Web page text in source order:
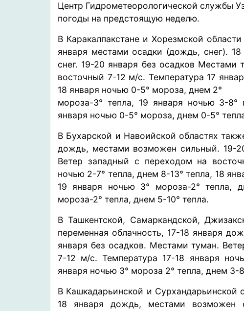
Центр Гидрометеорологической службы
погоды на предстоящую неделю.
В Каракалпакстане и Хорезмской
января местами осадки (дождь, снег).
снег. 19-20 января без осадков
восточный 7-12 м/с. Температура 17
18 января ночью 0-5° мороза, днем 2°
мороза-3° тепла, 19 января ночью 3-
января ночью 0-5° мороза, днем 0-5°
В Бухарской и Навоийской областях
дождь, местами возможен сильный. 19-
Ветер западный с переходом на
ночью 2-7° тепла, днем 8-13° тепла, 18
19 января ночью 3° мороза-2° тепла,
мороза-2° тепла, днем 5-10° тепла.
В Ташкентской, Самаркандской,
переменная облачность, 17-18 января
января без осадков. Местами туман.
7-12 м/с. Температура 17-18 января
января ночью 3° мороза 2° тепла, днем 3-
В Кашкадарьинской и Сурхандарьинской
18 января дождь, местами возможен